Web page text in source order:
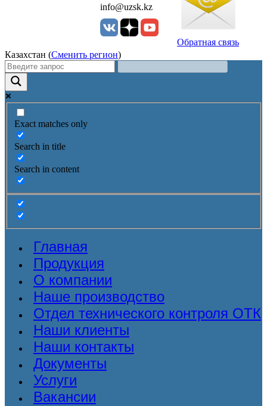
info@uzsk.kz
Обратная связь
Казахстан (Сменить регион)
Exact matches only
Search in title
Search in content
Главная
Продукция
О компании
Наше производство
Отдел технического контроля ОТК
Наши клиенты
Наши контакты
Документы
Услуги
Вакансии